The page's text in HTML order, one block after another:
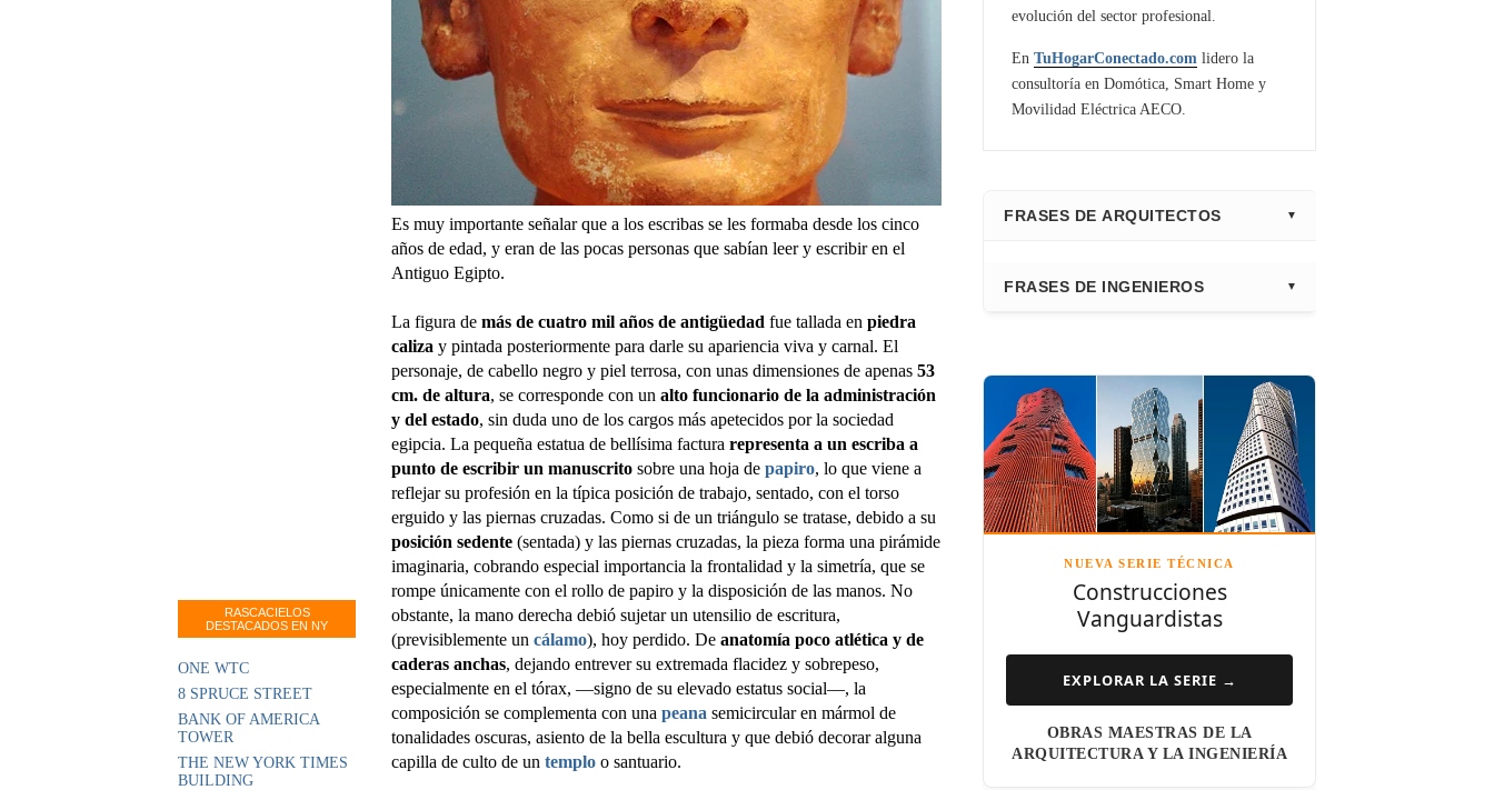
RASCACIELOS
DESTACADOS EN NY
ONE WTC
8 SPRUCE STREET
BANK OF AMERICA
TOWER
THE NEW YORK TIMES
BUILDING
Es muy importante señalar que a los escribas se les formaba desde los cinco
años de edad, y eran de las pocas personas que sabían leer y escribir en el
Antiguo Egipto.
La figura de más de cuatro mil años de antigüedad fue tallada en piedra
caliza y pintada posteriormente para darle su apariencia viva y carnal. El
personaje, de cabello negro y piel terrosa, con unas dimensiones de apenas 53
cm. de altura, se corresponde con un alto funcionario de la administración
y del estado, sin duda uno de los cargos más apetecidos por la sociedad
egipcia. La pequeña estatua de bellísima factura representa a un escriba a
punto de escribir un manuscrito sobre una hoja de papiro, lo que viene a
reflejar su profesión en la típica posición de trabajo, sentado, con el torso
erguido y las piernas cruzadas. Como si de un triángulo se tratase, debido a su
posición sedente (sentada) y las piernas cruzadas, la pieza forma una pirámide
imaginaria, cobrando especial importancia la frontalidad y la simetría, que se
rompe únicamente con el rollo de papiro y la disposición de las manos. No
obstante, la mano derecha debió sujetar un utensilio de escritura,
(previsiblemente un cálamo), hoy perdido. De anatomía poco atlética y de
caderas anchas, dejando entrever su extremada flacidez y sobrepeso,
especialmente en el tórax, —signo de su elevado estatus social—, la
composición se complementa con una peana semicircular en mármol de
tonalidades oscuras, asiento de la bella escultura y que debió decorar alguna
capilla de culto de un templo o santuario.
evolución del sector profesional.
En TuHogarConectado.com lidero la
consultoría en Domótica, Smart Home y
Movilidad Eléctrica AECO.
FRASES DE ARQUITECTOS
Adrian Smith
Richard Rogers
David Chipperfield
Kazuyo Sejima
Steven Holl
Henry N. Cobb
I.M. Pei
Luis Barragán
FRASES DE INGENIEROS
Leslie E. Robertson
Félix Cándela
NUEVA SERIE TÉCNICA
Construcciones
Vanguardistas
EXPLORAR LA SERIE →
OBRAS MAESTRAS DE LA
ARQUITECTURA Y LA INGENIERÍA